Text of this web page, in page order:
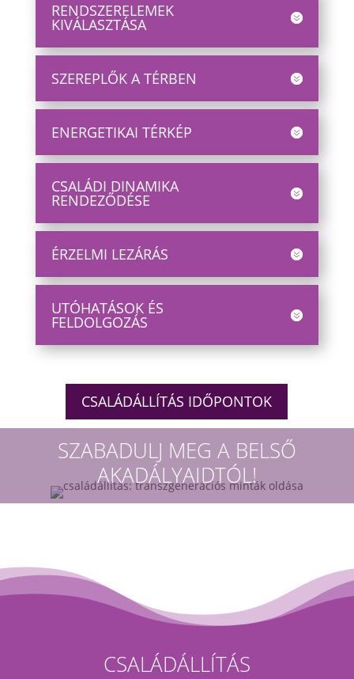
RENDSZERELEMEK
KIVÁLASZTÁSA
SZEREPLŐK A TÉRBEN
ENERGETIKAI TÉRKÉP
CSALÁDI DINAMIKA
RENDEZŐDÉSE
ÉRZELMI LEZÁRÁS
UTÓHATÁSOK ÉS
FELDOLGOZÁS
CSALÁDÁLLÍTÁS IDŐPONTOK
SZABADULJ MEG A BELSŐ
AKADÁLYAIDTÓL!
CSALÁDÁLLÍTÁS